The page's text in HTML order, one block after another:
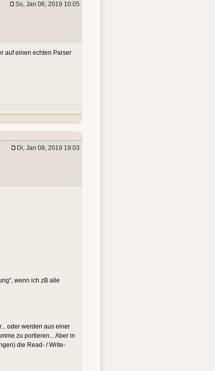
So, Jan 06, 2019 10:05
auf einen echten Parser
Di, Jan 08, 2019 19:03
wenn ich zB alle
oder werden aus einer
zu portieren... Aber in
die Read- / Write-